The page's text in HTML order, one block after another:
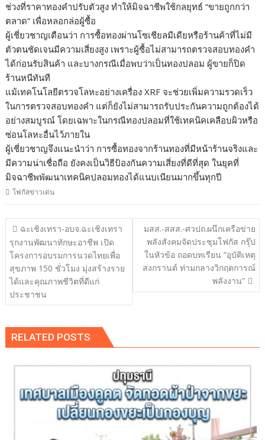
ช่วงที่ราคาทองคำปรับตัวสูง ทำให้มิจฉาชีพใช้กลยุทธ์ “ขายถูกกว่า
ตลาด” เพื่อหลอกล่อผู้ซื้อ
ผู้เชี่ยวชาญเตือนว่า การซื้อทองผ่านโซเชียลมีเดียหรือร้านค้าที่ไม่มี
ตัวตนชัดเจนมีความเสี่ยงสูง เพราะผู้ซื้อไม่สามารถตรวจสอบทองคำ
ได้ก่อนรับสินค้า และบางกรณีเมื่อพบว่าเป็นทองปลอม ผู้ขายก็ปิด
ร้านหนีทันที
แม้เทคโนโลยีตรวจโลหะอย่างเครื่อง XRF จะช่วยเพิ่มความรวดเร็ว
ในการตรวจสอบทองคำ แต่ก็ยังไม่สามารถรับประกันความถูกต้องได้
อย่างสมบูรณ์ โดยเฉพาะในกรณีทองปลอมที่ใช้เทคนิคเคลือบผิวหรือ
ซ่อนโลหะอื่นไว้ภายใน
ผู้เชี่ยวชาญจึงแนะนำว่า การซื้อทองจากร้านทองที่มีหน้าร้านจริงและ
มีความน่าเชื่อถือ ยังคงเป็นวิธีป้องกันความเสี่ยงที่ดีที่สุด ในยุคที่
มิจฉาชีพพัฒนาเทคนิคปลอมทองได้แนบเนียนมากขึ้นทุกปี
โฟกัสข่าวเด่น
แนะแนว
เรื่อง
ฉะเชิงเทรา-อบจ.ฉะเชิงเทรา
รุกงานพัฒนาทักษะอาชีพ เปิด
โครงการอบรมการนวดไทยเพื่อ
สุขภาพ 150 ชั่วโมง มุ่งสร้างราย
ได้และคุณภาพชีวิตที่ดีแก่
ประชาชน
มสส.-สสส.-ศวปถ.ผนึกเครือข่าย
พลังสังคมจัดประชุมโฟกัส กรุ๊ป
ในหัวข้อ ถอดบทเรียน “อุบัติเหตุ
สงกรานต์ ท่ามกลางวิกฤตการณ์
พลังงาน”
RELATED POSTS